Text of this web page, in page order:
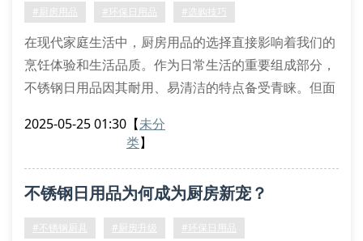
旋转式锁紧结构实现零渗漏。这些创新设计让传统塑料
不锈钢日用品？
#厨房用品 #环保日用品 #选购技巧
在现代家庭生活中，厨房用品的选择直接影响着我们的
烹饪体验和生活品质。作为日常生活的重要组成部分，
不锈钢日用品因其耐用、易清洁的特点备受青睐。但面
究竟什么样的厨房用品才真正实用又环保？
产品不仅外观时尚，而且具有防锈、耐腐蚀的特性。相
比传统铁质炊具，不锈钢双层
2025-05-25 01:30 【未分
类】
不锈钢日用品为何成为厨房新宠？
#不锈钢厨具 #厨房升级 #环保日用品